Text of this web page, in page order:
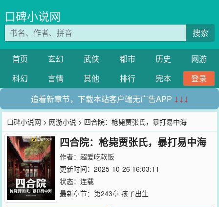
口碑小说网
搜索
首页 玄幻 武侠 都市 历史
网游
科幻
言情 其他 排行 完本
登录
追看新章节，下载本站客户端无广告APP ↓↓↓
口碑小说网 > 网游小说 > 四合院：枪毙贾张氏，暴打易中海
四合院：枪毙贾张氏，暴打易中海
作者： 超爱吃软饭
更新时间：2025-10-26 16:03:11
状态：连载
最新章节： 第243章 孩子出生